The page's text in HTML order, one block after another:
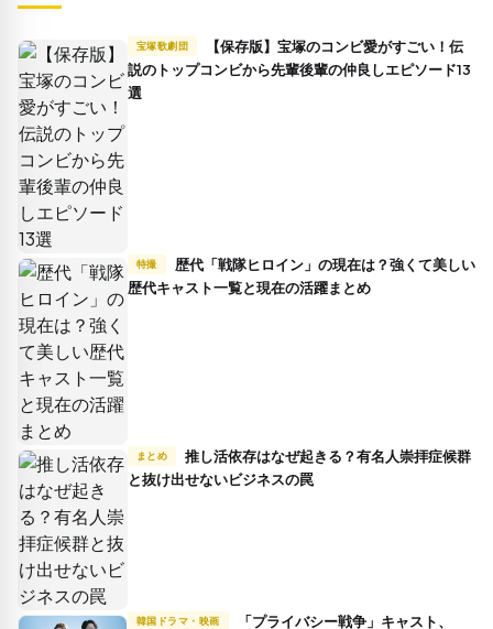
宝塚歌劇団
説のトップコンビから先輩後輩の仲良しエピソード13
選
特撮
歴代キャスト一覧と現在の活躍まとめ
まとめ
推し活依存はなぜ起きる？有名人崇拝症候群
と抜け出せないビジネスの罠
韓国ドラマ・映画